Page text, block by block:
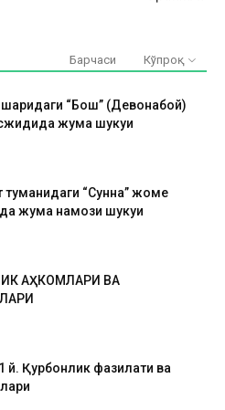
Барчаси Кўпроқ
“Бош” (Девонабой)
жума шукуҳи
туманидаги “Сунна” жоме
жума намози шукуҳи
АҲКОМЛАРИ ВА
й. Қурбонлик фазилати ва